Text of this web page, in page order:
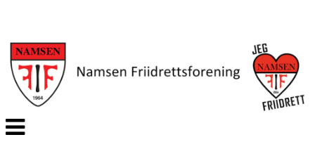
Veksle
navigasjon